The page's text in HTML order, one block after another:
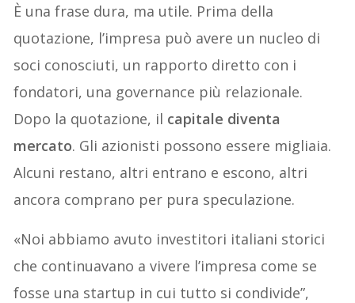
È una frase dura, ma utile. Prima della
quotazione, l’impresa può avere un nucleo di
soci conosciuti, un rapporto diretto con i
fondatori, una governance più relazionale.
Dopo la quotazione, il capitale diventa
mercato. Gli azionisti possono essere migliaia.
Alcuni restano, altri entrano e escono, altri
ancora comprano per pura speculazione.
«Noi abbiamo avuto investitori italiani storici
che continuavano a vivere l’impresa come se
fosse una startup in cui tutto si condivide”,